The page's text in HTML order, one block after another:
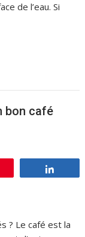
de l’eau. Si
bon café
? Le café est la